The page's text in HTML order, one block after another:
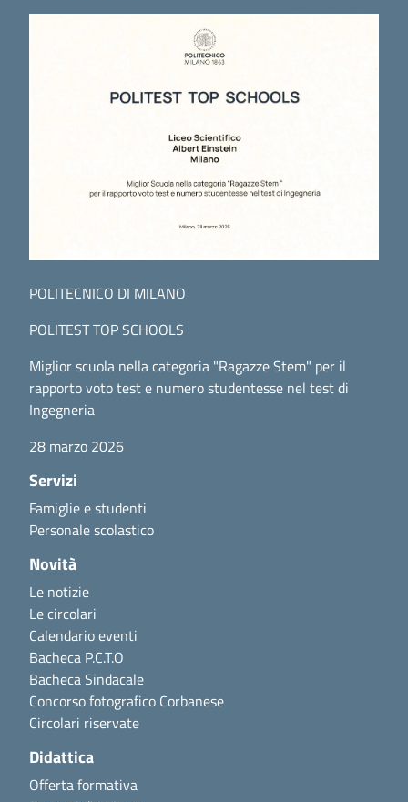
POLITECNICO DI MILANO
POLITEST TOP SCHOOLS
Miglior scuola nella categoria "Ragazze Stem" per il
rapporto voto test e numero studentesse nel test di
Ingegneria
28 marzo 2026
Servizi
Famiglie e studenti
Personale scolastico
Novità
Le notizie
Le circolari
Calendario eventi
Bacheca P.C.T.O
Bacheca Sindacale
Concorso fotografico Corbanese
Circolari riservate
Didattica
Offerta formativa